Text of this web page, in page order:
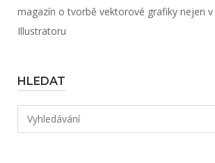
magazín o tvorbě vektorové grafiky nejen v
Illustratoru
HLEDAT
Hledat: